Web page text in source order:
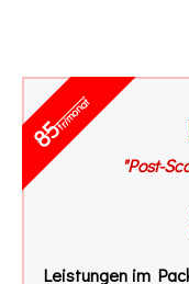
"Post-
Leistungen im
85fr/monat